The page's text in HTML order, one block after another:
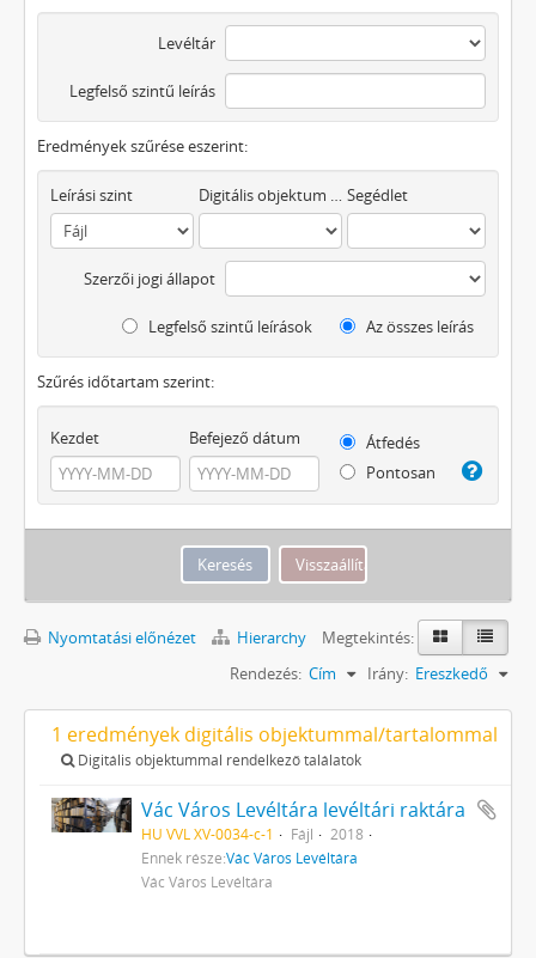
Levéltár
Legfelső szintű leírás
Eredmények szűrése eszerint:
Leírási szint Digitális objektum áll rendelkezésre Segédlet
Szerzői jogi állapot
Legfelső szintű leírások Az összes leírás
Szűrés időtartam szerint:
Kezdet Befejező dátum
Átfedés
Pontosan
Nyomtatási előnézet Hierarchy
Megtekintés:
Rendezés: Cím Irány: Ereszkedő
1 eredmények digitális objektummal/tartalommal
Digitális objektummal rendelkező találatok
Vác Város Levéltára levéltári raktára
HU VVL XV-0034-c-1 Fájl
2018
Ennek része:Vác Város Levéltára
Vác Város Levéltára